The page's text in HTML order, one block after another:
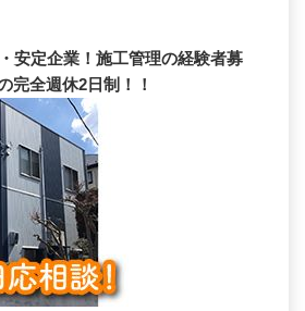
安定企業！施工管理の経験者募
完全週休2日制！！